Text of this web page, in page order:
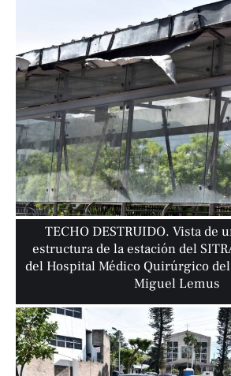
TECHO DESTRUIDO. Vista de
estructura de la estación del
del Hospital Médico Quirúrgico del
Miguel Lemus